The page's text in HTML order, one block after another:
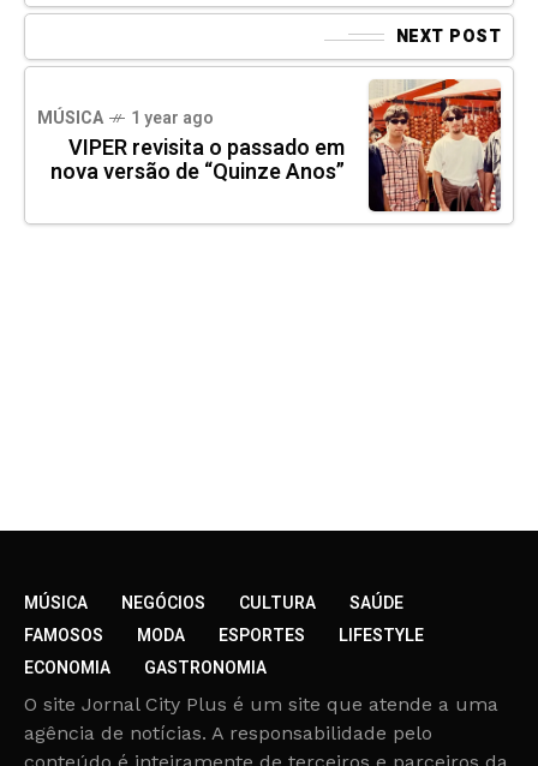
NEXT POST
MÚSICA 1 year ago
VIPER revisita o passado em
nova versão de “Quinze Anos”
MÚSICA NEGÓCIOS CULTURA
SAÚDE
FAMOSOS
MODA ESPORTES
LIFESTYLE
ECONOMIA
GASTRONOMIA
O site Jornal City Plus é um site que atende a uma
agência de notícias. A responsabilidade pelo